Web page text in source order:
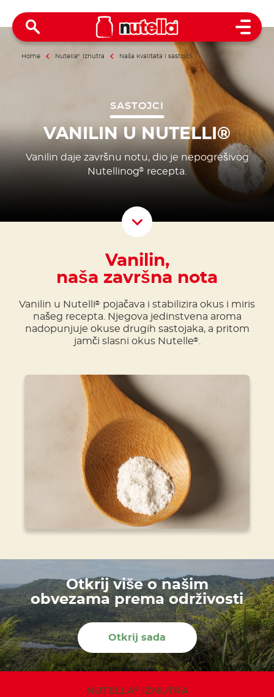
Open
Home Nutella® Iznutra Naša kvaliteta i sastojci
SASTOJCI
VANILIN U NUTELLI®
Vanilin daje završnu notu, dio je nepogrešivog
Nutellinog® recepta.
Scroll
Vanilin,
naša završna nota
Vanilin u Nutelli® pojačava i stabilizira okus i miris
našeg recepta. Njegova jedinstvena aroma
nadopunjuje okuse drugih sastojaka, a pritom
jamči slasni okus Nutelle® .
Otkrij više o našim
obvezama prema održivosti
Otkrij sada
NUTELLA® IZNUTRA